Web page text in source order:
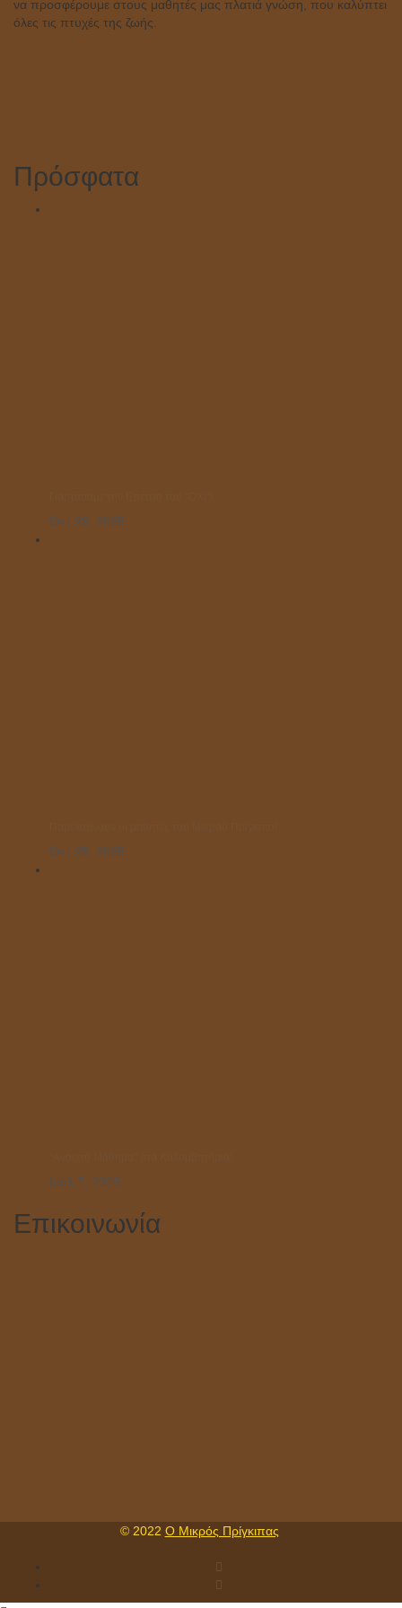
να προσφέρουμε στους μαθητές μας πλατιά γνώση, που καλύπτει
όλες τις πτυχές της ζωής.
Πρόσφατα
Οκτ 28, 2025
Οκτ 25, 2025
Ιούλ 7, 2025
Επικοινωνία
© 2022 Ο Μικρός Πρίγκιπας